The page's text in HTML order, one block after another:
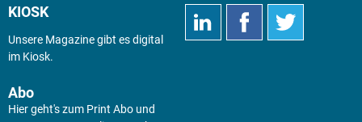
KIOSK
Unsere Magazine gibt es digital
im Kiosk.
Abo
Hier geht's zum Print Abo und